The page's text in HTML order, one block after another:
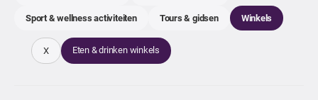
Sport & wellness activiteiten
Tours & gidsen Winkels
X Eten & drinken winkels